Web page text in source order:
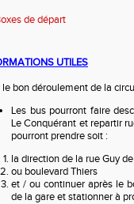
de départ
UTILES
le bon déroulement de la
Les bus pourront faire
Le Conquérant et repartir
pourront prendre soit :
la direction de la rue Guy
ou boulevard Thiers
et / ou continuer après le
de la gare et stationner à